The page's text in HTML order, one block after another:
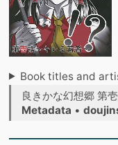
Book titles and
良きかな幻想郷 第
Metadata •